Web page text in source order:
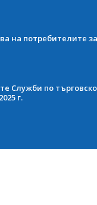
на потребителите
Служби по
г.